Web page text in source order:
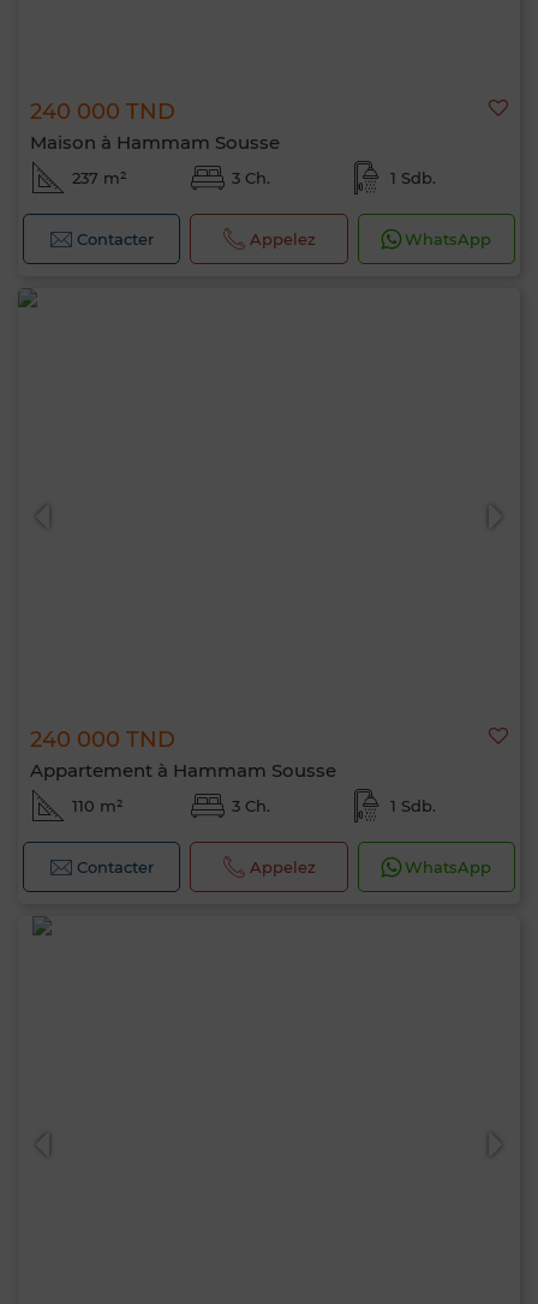
240 000 TND
Maison à Hammam Sousse
237 m² 3 Ch. 1 Sdb.
Contacter Appelez WhatsApp
240 000 TND
Appartement à Hammam Sousse
110 m² 3 Ch. 1 Sdb.
Contacter Appelez WhatsApp